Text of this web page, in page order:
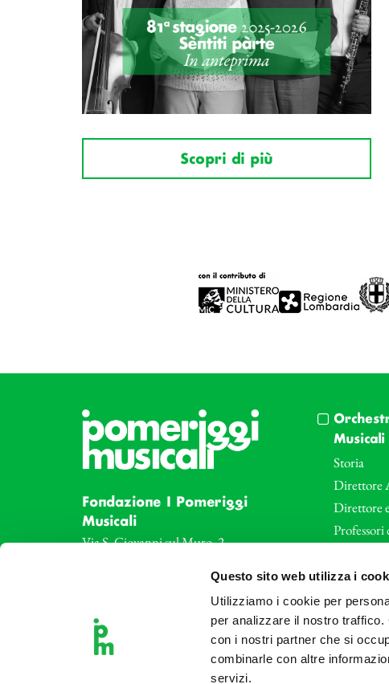
Questo sito web utilizza i
Utilizziamo i cookie per
per analizzare il nostro
con i nostri partner che si
combinarle con altre
servizi.
Scopri di più
Fondazione I Pomeriggi
Musicali
Via S. Giovanni sul Muro, 2
Tel: +39 02 87905
Teatro Dal Verme
Via S. Giovanni sul Muro, 2
Musicali
Storia
Direttore
Direttore
Professori
Le sale
Art Bonus